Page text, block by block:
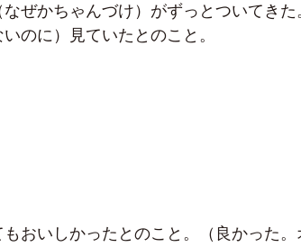
ぜかちゃんづけ）がずっとついてきた
のに）見ていたとのこと。
おいしかったとのこと。（良かった。